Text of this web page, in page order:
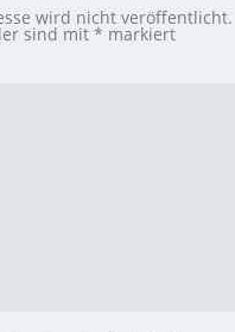
wird nicht veröffentlicht.
sind mit* markiert